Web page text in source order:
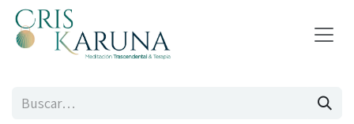
Ir al contenido